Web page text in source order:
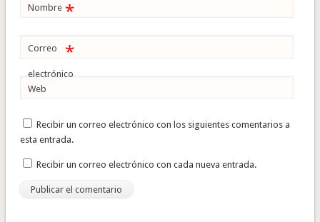
Nombre *
Correo
electrónico
*
Web
Recibir un correo electrónico con los siguientes comentarios a
esta entrada.
Recibir un correo electrónico con cada nueva entrada.